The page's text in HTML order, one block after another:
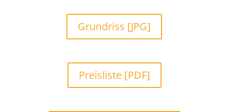
Grundriss [JPG]
Preisliste [PDF]